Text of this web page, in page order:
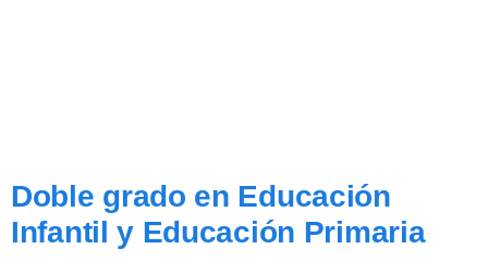
Doble grado en Educación
Infantil y Educación Primaria